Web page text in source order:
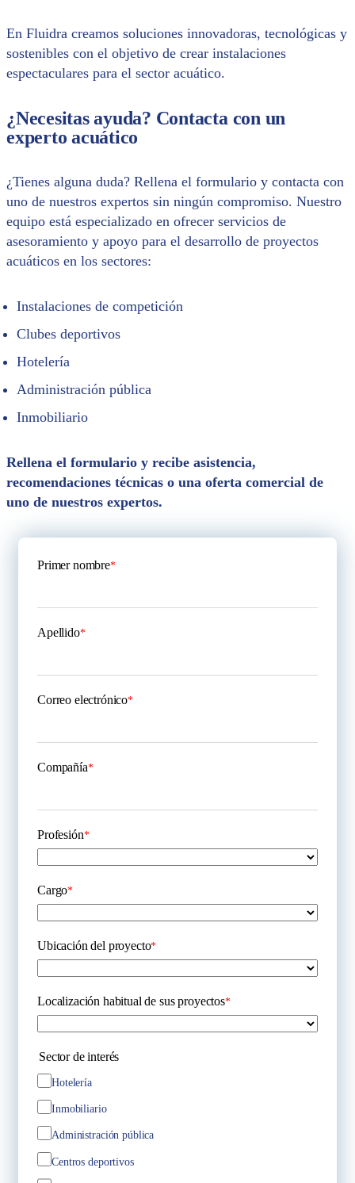
En Fluidra creamos soluciones innovadoras, tecnológicas y
sostenibles con el objetivo de crear instalaciones
espectaculares para el sector acuático.
¿Necesitas ayuda? Contacta con un
experto acuático
¿Tienes alguna duda? Rellena el formulario y contacta con
uno de nuestros expertos sin ningún compromiso. Nuestro
equipo está especializado en ofrecer servicios de
asesoramiento y apoyo para el desarrollo de proyectos
acuáticos en los sectores:
Instalaciones de competición
Clubes deportivos
Hotelería
Administración pública
Inmobiliario
Rellena el formulario y recibe asistencia,
recomendaciones técnicas o una oferta comercial de
uno de nuestros expertos.
Primer nombre*
Apellido*
Correo electrónico*
Compañía*
Profesión*
Cargo*
Ubicación del proyecto*
Localización habitual de sus proyectos*
Sector de interés
Hotelería
Inmobiliario
Administración pública
Centros deportivos